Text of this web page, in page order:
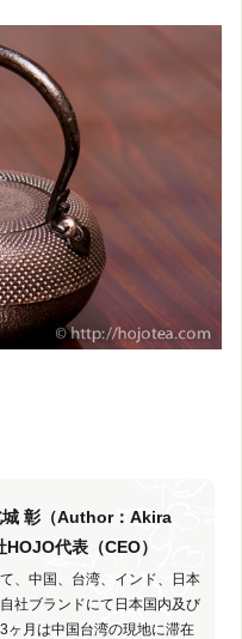
城 彰（Author：Akira
代表（CEO）
、中国、台湾、インド、日本
社ブランドにて日本国内及び
ヶ月は中国台湾の現地に滞在